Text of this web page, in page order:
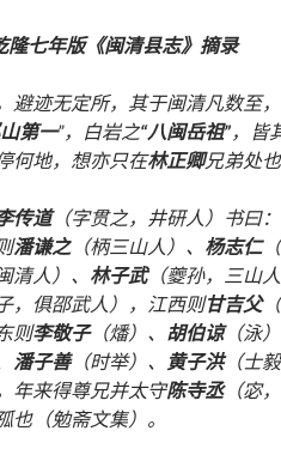
隆七年版《闽清县志》摘录
避迹无定所，其于闽清凡数至
第一”，白岩之“八闽岳祖”，皆
何地，想亦只在林正卿兄弟处也
传道（字贯之，井研人）书曰
潘谦之（柄三山人）、 杨志仁
清人）、 林子武（夔孙，三山人
，俱邵武人），江西则甘吉父
则李敬子（燔）、 胡伯谅（泳）
潘子善（时举）、 黄子洪（士
年来得尊兄并太守陈寺丞（宓
也（勉斋文集）。